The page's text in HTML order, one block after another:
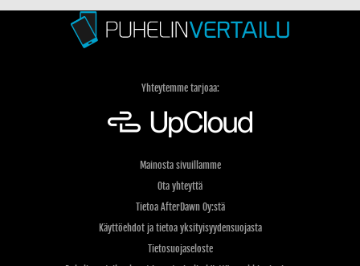
Yhteytemme tarjoaa:
Mainosta sivuillamme
Ota yhteyttä
Tietoa AfterDawn Oy:stä
Käyttöehdot ja tietoa yksityisyydensuojasta
Tietosuojaseloste